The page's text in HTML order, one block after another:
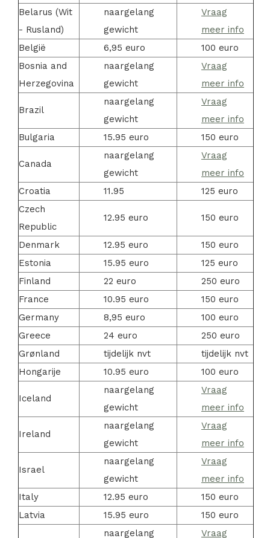
Belarus (Wit
- Rusland)
naargelang
gewicht
Vraag
meer info
België
6,95 euro
100 euro
Bosnia and
Herzegovina
naargelang
gewicht
Vraag
meer info
Brazil
naargelang
gewicht
Vraag
meer info
Bulgaria
15.95 euro 150 euro
Canada
naargelang
gewicht
Vraag
meer info
Croatia
11.95
125 euro
Czech
Republic
12.95 euro 150 euro
Denmark 12.95 euro
150 euro
Estonia
15.95 euro
125 euro
Finland
22 euro
250 euro
France
10.95 euro
150 euro
Germany
8,95 euro
100 euro
Greece
24 euro
250 euro
Grønland
tijdelijk nvt
tijdelijk nvt
Hongarije
10.95 euro 100 euro
Iceland
naargelang
gewicht
Vraag
meer info
Ireland
naargelang
gewicht
Vraag
meer info
Israel
naargelang
gewicht
Vraag
meer info
Italy
12.95 euro
150 euro
Latvia
15.95 euro 150 euro
naargelang Vraag